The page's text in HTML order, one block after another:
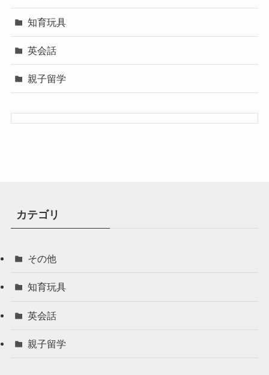
知育玩具
英会話
親子留学
カテゴリ
その他
知育玩具
英会話
親子留学